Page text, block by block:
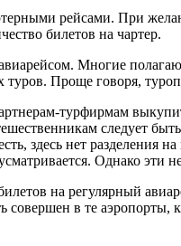
рейсами. При
билетов на чартер.
Многие
Проще говоря,
турфирмам
следует
здесь нет разделения
Однако
на регулярный
в те